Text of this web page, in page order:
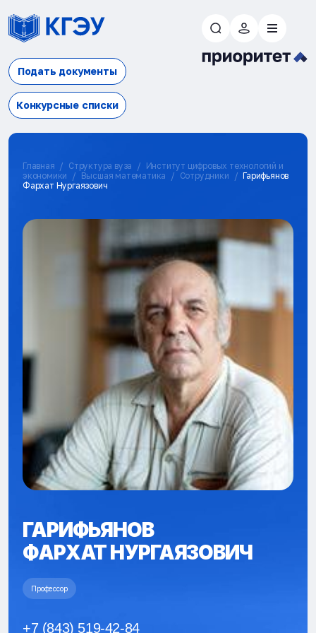
Подать документы
Конкурсные списки
Главная Структура вуза
Институт цифровых технологий и
экономики
Высшая математика Сотрудники
Гарифьянов
Фархат Нургаязович
ГАРИФЬЯНОВ
ФАРХАТ НУРГАЯЗОВИЧ
Профессор
+7 (843) 519-42-84